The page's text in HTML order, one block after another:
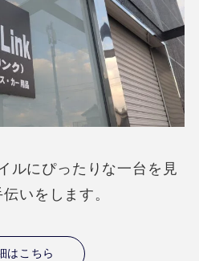
ルにぴったりな一台を見
いをします。
はこちら